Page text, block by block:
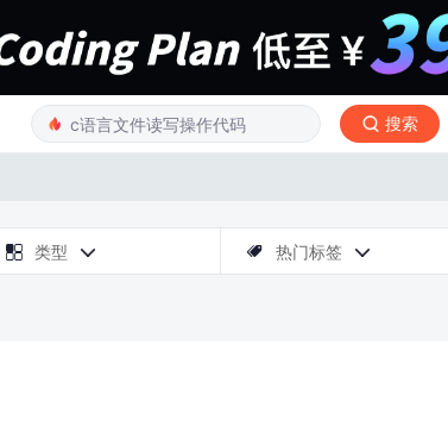
搜索
 类型   热门标签 